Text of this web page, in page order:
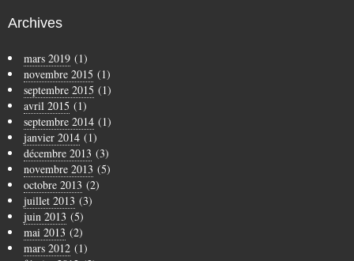
Archives
mars 2019 (1)
novembre 2015 (1)
septembre 2015 (1)
avril 2015 (1)
septembre 2014 (1)
janvier 2014 (1)
décembre 2013 (3)
novembre 2013 (5)
octobre 2013 (2)
juillet 2013 (3)
juin 2013 (5)
mai 2013 (2)
mars 2012 (1)